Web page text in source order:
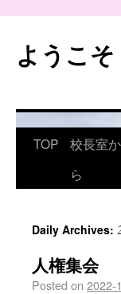
ようこ
TOP
校長室か
ら
Daily Archives:
人権集会
Posted on 2022-